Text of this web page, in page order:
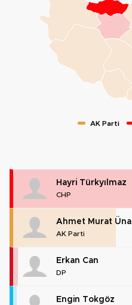
AK Parti
Hayri Türkyılmaz
CHP
Ahmet Murat Ünal
AK Parti
Erkan Can
DP
Engin Tokgöz